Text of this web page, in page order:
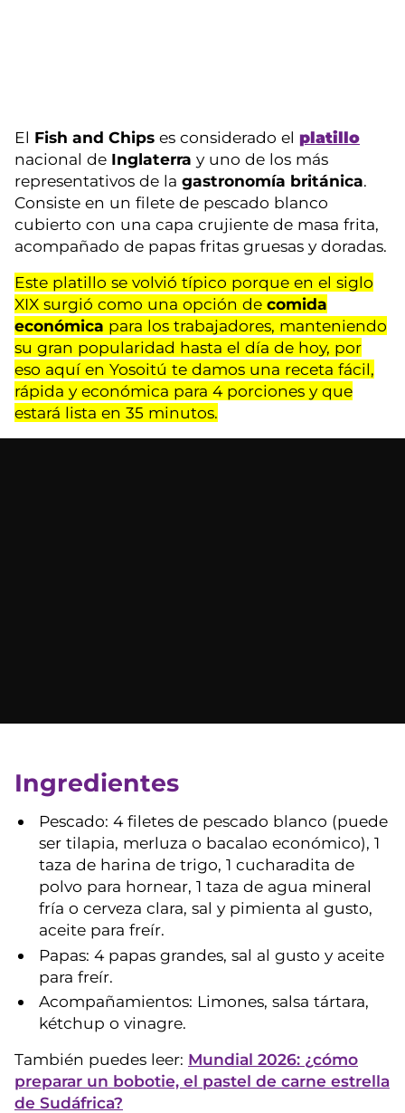
El Fish and Chips es considerado el platillo
nacional de Inglaterra y uno de los más
representativos de la gastronomía británica.
Consiste en un filete de pescado blanco
cubierto con una capa crujiente de masa frita,
acompañado de papas fritas gruesas y doradas.
Este platillo se volvió típico porque en el siglo
XIX surgió como una opción de comida
económica para los trabajadores, manteniendo
su gran popularidad hasta el día de hoy, por
eso aquí en Yosoitú te damos una receta fácil,
rápida y económica para 4 porciones y que
estará lista en 35 minutos.
Ingredientes
Pescado: 4 filetes de pescado blanco (puede
ser tilapia, merluza o bacalao económico), 1
taza de harina de trigo, 1 cucharadita de
polvo para hornear, 1 taza de agua mineral
fría o cerveza clara, sal y pimienta al gusto,
aceite para freír.
Papas: 4 papas grandes, sal al gusto y aceite
para freír.
Acompañamientos: Limones, salsa tártara,
kétchup o vinagre.
También puedes leer: Mundial 2026: ¿cómo
preparar un bobotie, el pastel de carne estrella
de Sudáfrica?